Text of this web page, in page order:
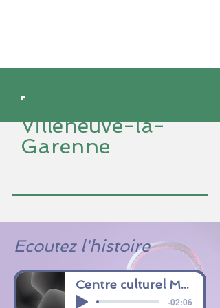
Patrimoine de
Villeneuve-la-
Garenne
Ecoutez l'histoire
Centre culturel Max-Juclier
-02:06